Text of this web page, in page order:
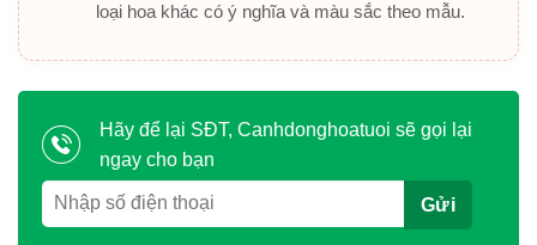
loại hoa khác có ý nghĩa và màu sắc theo mẫu.
Hãy để lại SĐT, Canhdonghoatuoi sẽ gọi lại
ngay cho bạn